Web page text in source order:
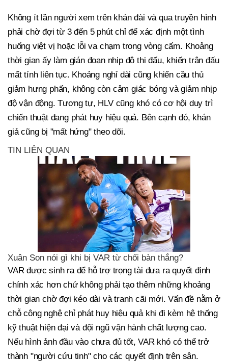
Không ít lần người xem trên khán đài và qua truyền hình
phải chờ đợi từ 3 đến 5 phút chỉ để xác định một tình
huống việt vị hoặc lỗi va chạm trong vòng cấm. Khoảng
thời gian ấy làm gián đoạn nhịp độ thi đấu, khiến trận đấu
mất tính liên tục. Khoảng nghỉ dài cũng khiến cầu thủ
giảm hưng phấn, không còn cảm giác bóng và giảm nhịp
độ vận động. Tương tự, HLV cũng khó có cơ hội duy trì
chiến thuật đang phát huy hiệu quả. Bên cạnh đó, khán
giả cũng bị "mất hứng" theo dõi.
TIN LIÊN QUAN
Xuân Son nói gì khi bị VAR từ chối bàn thắng?
VAR được sinh ra để hỗ trợ trọng tài đưa ra quyết định
chính xác hơn chứ không phải tạo thêm những khoảng
thời gian chờ đợi kéo dài và tranh cãi mới. Vấn đề nằm ở
chỗ công nghệ chỉ phát huy hiệu quả khi đi kèm hệ thống
kỹ thuật hiện đại và đội ngũ vận hành chất lượng cao.
Nếu hình ảnh đầu vào chưa đủ tốt, VAR khó có thể trở
thành "người cứu tinh" cho các quyết định trên sân.